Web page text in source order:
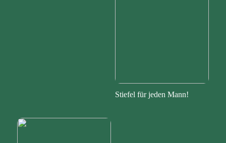
Stiefel für jeden Mann!